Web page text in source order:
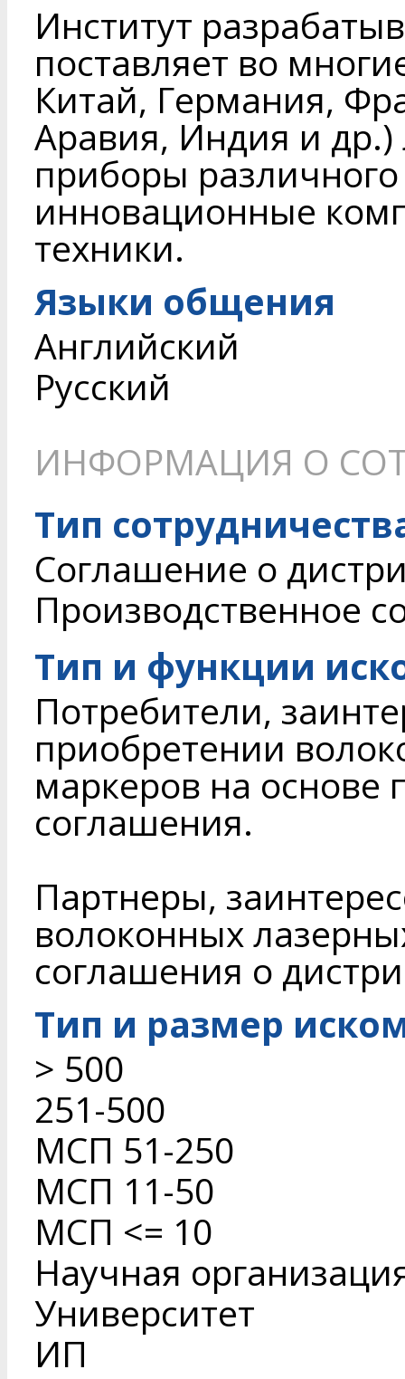
Институт
поставляет во
Китай, Германия,
Аравия, Индия и
приборы
инновационные
техники.
Языки общения
Английский
Русский
ИНФОРМАЦИЯ О
Тип
Соглашение о
Производственное
Тип и функции
Потребители,
приобретении
маркеров на основе
соглашения.
Партнеры,
волоконных
соглашения о
Тип и размер
> 500
251-500
МСП 51-250
МСП 11-50
МСП <= 10
Научная
Университет
ИП